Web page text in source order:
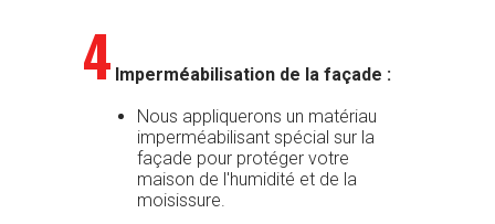
Imperméabilisation de la façade :
Nous appliquerons un matériau
imperméabilisant spécial sur la
façade pour protéger votre
maison de l'humidité et de la
moisissure.
4